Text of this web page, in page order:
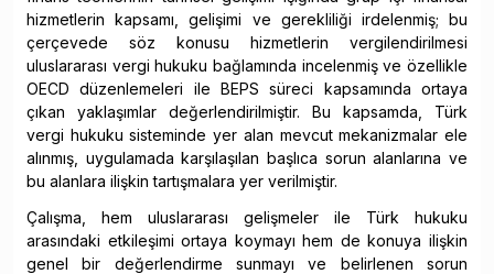
hizmetlerin kapsamı, gelişimi ve gerekliliği irdelenmiş; bu
çerçevede söz konusu hizmetlerin vergilendirilmesi
uluslararası vergi hukuku bağlamında incelenmiş ve özellikle
OECD düzenlemeleri ile BEPS süreci kapsamında ortaya
çıkan yaklaşımlar değerlendirilmiştir. Bu kapsamda, Türk
vergi hukuku sisteminde yer alan mevcut mekanizmalar ele
alınmış, uygulamada karşılaşılan başlıca sorun alanlarına ve
bu alanlara ilişkin tartışmalara yer verilmiştir.
Çalışma, hem uluslararası gelişmeler ile Türk hukuku
arasındaki etkileşimi ortaya koymayı hem de konuya ilişkin
genel bir değerlendirme sunmayı ve belirlenen sorun